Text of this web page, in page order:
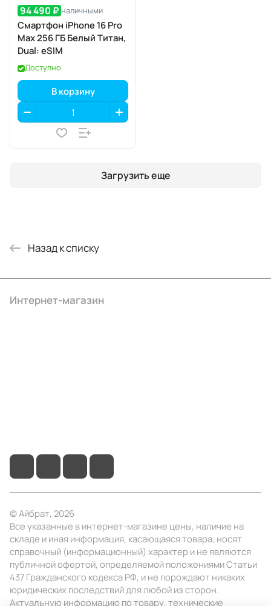
94 490 ₽ наличными
Смартфон iPhone 16 Pro
Max 256 ГБ Белый Титан,
Dual: eSIM
Доступно
В корзину
Загрузить еще
Назад к списку
Интернет-магазин
© Айбрат, 2026
Все указанные в интернет-магазине цены, наличие на
складе и иная информация, касающаяся товара, носят
справочный (информационный) характер и не являются
публичной офертой, определяемой положениями Статьи
437 Гражданского кодекса РФ, и не порождают никаких
юридических последствий для любой из сторон.
Актуальную информацию по товару, технические